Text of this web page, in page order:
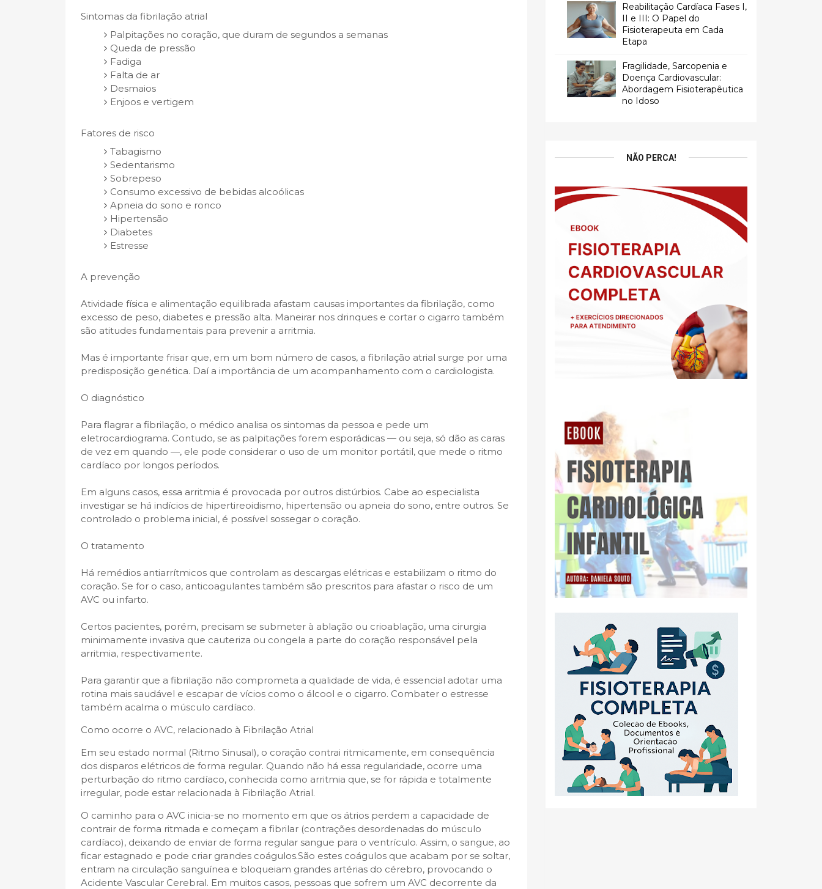
Sintomas da fibrilação atrial
Palpitações no coração, que duram de segundos a semanas
Queda de pressão
Fadiga
Falta de ar
Desmaios
Enjoos e vertigem
Fatores de risco
Tabagismo
Sedentarismo
Sobrepeso
Consumo excessivo de bebidas alcoólicas
Apneia do sono e ronco
Hipertensão
Diabetes
Estresse
A prevenção
Atividade física e alimentação equilibrada afastam causas importantes da fibrilação, como
excesso de peso, diabetes e pressão alta. Maneirar nos drinques e cortar o cigarro também
são atitudes fundamentais para prevenir a arritmia.
Mas é importante frisar que, em um bom número de casos, a fibrilação atrial surge por uma
predisposição genética. Daí a importância de um acompanhamento com o cardiologista.
O diagnóstico
Para flagrar a fibrilação, o médico analisa os sintomas da pessoa e pede um
eletrocardiograma. Contudo, se as palpitações forem esporádicas — ou seja, só dão as caras
de vez em quando —, ele pode considerar o uso de um monitor portátil, que mede o ritmo
cardíaco por longos períodos.
Em alguns casos, essa arritmia é provocada por outros distúrbios. Cabe ao especialista
investigar se há indícios de hipertireoidismo, hipertensão ou apneia do sono, entre outros. Se
controlado o problema inicial, é possível sossegar o coração.
O tratamento
Há remédios antiarrítmicos que controlam as descargas elétricas e estabilizam o ritmo do
coração. Se for o caso, anticoagulantes também são prescritos para afastar o risco de um
AVC ou infarto.
Certos pacientes, porém, precisam se submeter à ablação ou crioablação, uma cirurgia
minimamente invasiva que cauteriza ou congela a parte do coração responsável pela
arritmia, respectivamente.
Para garantir que a fibrilação não comprometa a qualidade de vida, é essencial adotar uma
rotina mais saudável e escapar de vícios como o álcool e o cigarro. Combater o estresse
também acalma o músculo cardíaco.
Como ocorre o AVC, relacionado à Fibrilação Atrial
Em seu estado normal (Ritmo Sinusal), o coração contrai ritmicamente, em consequência
dos disparos elétricos de forma regular. Quando não há essa regularidade, ocorre uma
perturbação do ritmo cardíaco, conhecida como arritmia que, se for rápida e totalmente
irregular, pode estar relacionada à Fibrilação Atrial.
O caminho para o AVC inicia-se no momento em que os átrios perdem a capacidade de
contrair de forma ritmada e começam a fibrilar (contrações desordenadas do músculo
cardíaco), deixando de enviar de forma regular sangue para o ventrículo. Assim, o sangue, ao
ficar estagnado e pode criar grandes coágulos.São estes coágulos que acabam por se soltar,
entram na circulação sanguínea e bloqueiam grandes artérias do cérebro, provocando o
Acidente Vascular Cerebral. Em muitos casos, pessoas que sofrem um AVC decorrente da
Reabilitação Cardíaca Fases I,
II e III: O Papel do
Fisioterapeuta em Cada
Etapa
Fragilidade, Sarcopenia e
Doença Cardiovascular:
Abordagem Fisioterapêutica
no Idoso
NÃO PERCA!